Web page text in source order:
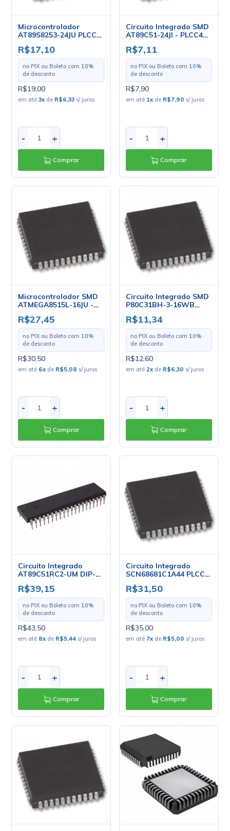
Microcontrolador
AT89S8253-24JU PLCC-
44 - Cód. Loja 4167 -
Atmel
R$17,10
no PIX ou Boleto com 10%
de desconto
R$19,00
em até3x de R$6,33 s/ juros
- +
Comprar
Circuito Integrado SMD
AT89C51-24JI - PLCC44
- Atmel
R$7,11
no PIX ou Boleto com 10%
de desconto
R$7,90
em até 1x de R$7,90 s/ juros
- +
Comprar
Microcontrolador SMD
ATMEGA8515L-16JU -
PLCC-44 - Atmel
R$27,45
no PIX ou Boleto com 10%
de desconto
R$30,50
em até 6x de R$5,08 s/ juros
- +
Comprar
Circuito Integrado SMD
P80C31BH-3-16WB
PLCC-44 - Intel
R$11,34
no PIX ou Boleto com 10%
de desconto
R$12,60
em até 2x de R$6,30 s/ juros
- +
Comprar
Circuito Integrado
AT89C51RC2-UM DIP-40
- Atmel
R$39,15
no PIX ou Boleto com 10%
de desconto
R$43,50
em até 8x de R$5,44 s/ juros
- +
Comprar
Circuito Integrado
SCN68681C1A44 PLCC-
44 - NXP
R$31,50
no PIX ou Boleto com 10%
de desconto
R$35,00
em até 7x de R$5,00 s/ juros
- +
Comprar